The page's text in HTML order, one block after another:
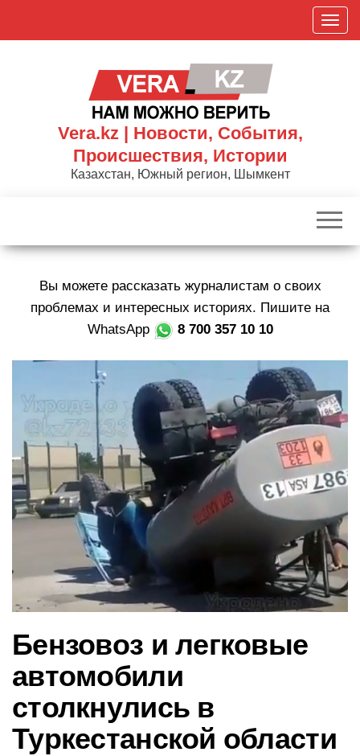
П
о
к
р
г
а
и
ю
Vera.kz | Новости, События,
Происшествия, Истории
Казахстан, Южный регион, Шымкент
Вы можете рассказать журналистам о своих
проблемах и интересных историях. Пишите на
WhatsApp
8 700 357 10 10
Бензовоз и легковые
автомобили
столкнулись в
Туркестанской области